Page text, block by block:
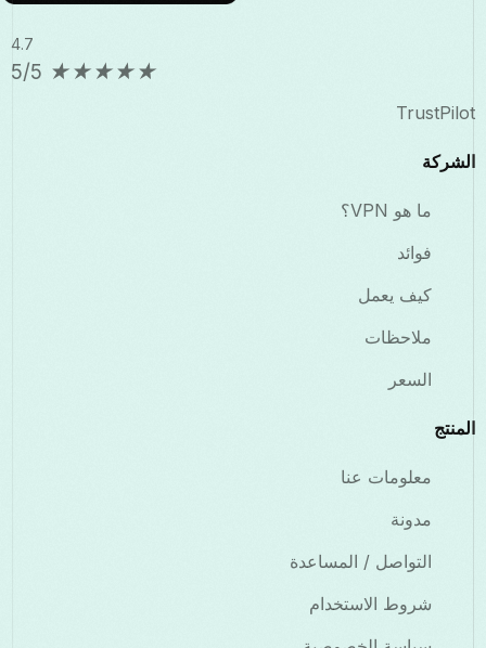
4.7
★
★
★
★
★
5/5
TrustPilot
الشركة
ما هو VPN؟
فوائد
كيف يعمل
ملاحظات
السعر
المنتج
معلومات عنا
مدونة
التواصل / المساعدة
شروط الاستخدام